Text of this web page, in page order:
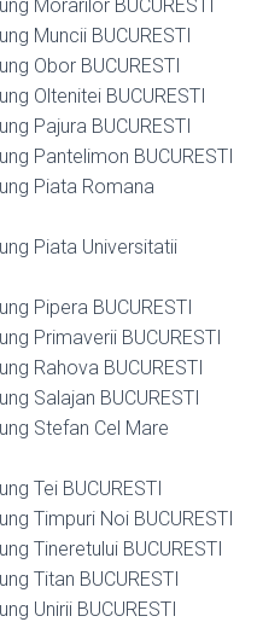
Morarilor BUCURESTI
Muncii BUCURESTI
Obor BUCURESTI
Oltenitei BUCURESTI
Pajura BUCURESTI
Pantelimon BUCURESTI
Piata Romana
Piata Universitatii
Pipera BUCURESTI
Primaverii BUCURESTI
Rahova BUCURESTI
Salajan BUCURESTI
Stefan Cel Mare
Tei BUCURESTI
Timpuri Noi BUCURESTI
Tineretului BUCURESTI
Titan BUCURESTI
Unirii BUCURESTI